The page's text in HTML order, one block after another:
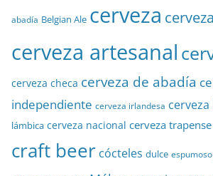
abadía Belgian Ale cerveza
cerveza artesanal
cerveza checa cerveza de abadía
independiente cerveza irlandesa
lámbica cerveza nacional cerveza trapense
craft beer cócteles dulce espumoso